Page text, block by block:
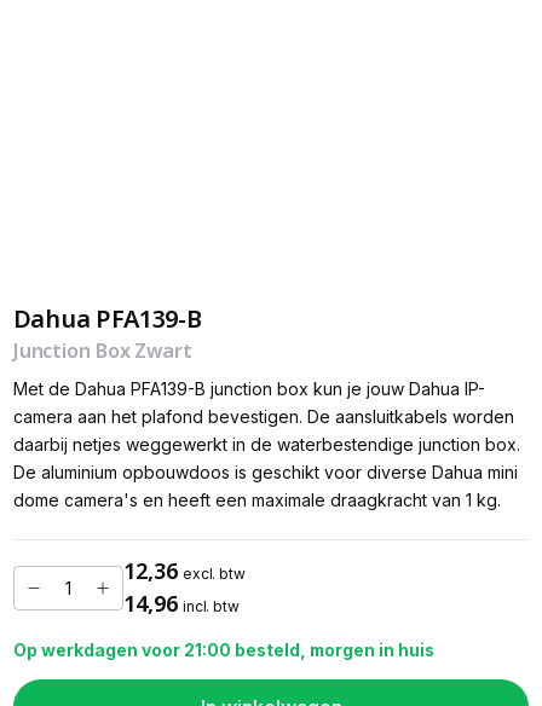
Dahua PFA139-B
Junction Box Zwart
Met de Dahua PFA139-B junction box kun je jouw Dahua IP-
camera aan het plafond bevestigen. De aansluitkabels worden
daarbij netjes weggewerkt in de waterbestendige junction box.
De aluminium opbouwdoos is geschikt voor diverse Dahua mini
dome camera's en heeft een maximale draagkracht van 1 kg.
12,36 excl. btw
14,96 incl. btw
Op werkdagen voor 21:00 besteld, morgen in huis